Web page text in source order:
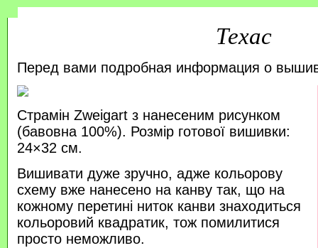
Техас
Перед вами подробная информация о
Страмін Zweigart з нанесеним рисунком
(бавовна 100%). Розмір готової вишивки:
24×32 см.
Вишивати дуже зручно, адже кольорову
схему вже нанесено на канву так, що на
кожному перетині ниток канви знаходиться
кольоровий квадратик, тож помилитися
просто неможливо.